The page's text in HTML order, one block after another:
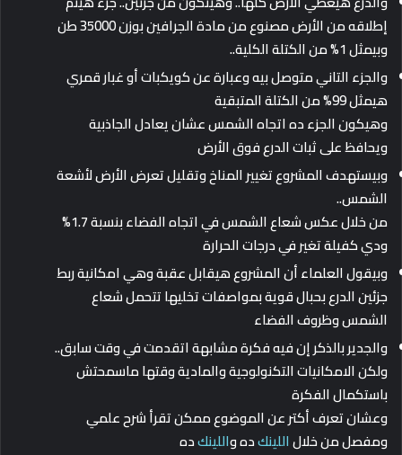
إطلاقه من الأرض مصنوع من مادة الجرافين بوزن 35000 طن
وبيمثل 1% من الكتلة الكلية..
والجزء التاني متوصل بيه وعبارة عن كويكبات أو غبار قمري
هيمثل 99% من الكتلة المتبقية
وهيكون الجزء ده اتجاه الشمس عشان يعادل الجاذبية
ويحافظ على ثبات الدرع فوق الأرض
وبيستهدف المشروع تغيير المناخ وتقليل تعرض الأرض لأشعة
الشمس..
من خلال عكس شعاع الشمس في اتجاه الفضاء بنسبة 1.7%
ودي كفيلة تغير في درجات الحرارة
وبيقول العلماء أن المشروع هيقابل عقبة وهي امكانية ربط
جزئين الدرع بحبال قوية بمواصفات تخليها تتحمل شعاع
الشمس وظروف الفضاء
والجدير بالذكر إن فيه فكرة مشابهة اتقدمت في وقت سابق..
ولكن الامكانيات التكنولوجية والمادية وقتها ماسمحتش
باستكمال الفكرة
وعشان تعرف أكتر عن الموضوع ممكن تقرأ شرح علمي
ومفصل من خلالاللينكده واللينكده